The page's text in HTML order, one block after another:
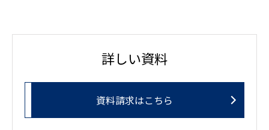
詳しい資料
資料請求はこちら